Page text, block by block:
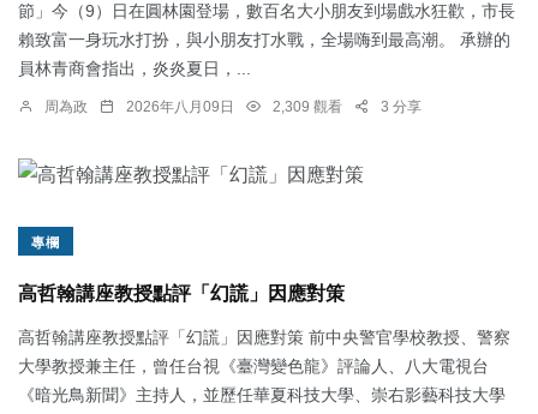
節」今（9）日在圓林園登場，數百名大小朋友到場戲水狂歡，市長
賴致富一身玩水打扮，與小朋友打水戰，全場嗨到最高潮。 承辦的
員林青商會指出，炎炎夏日，...
周為政 2026年八月09日 2,309 觀看 3 分享
專欄
高哲翰講座教授點評「幻謊」因應對策
高哲翰講座教授點評「幻謊」因應對策 前中央警官學校教授、警察
大學教授兼主任，曾任台視《臺灣變色龍》評論人、八大電視台
《暗光鳥新聞》主持人，並歷任華夏科技大學、崇右影藝科技大學